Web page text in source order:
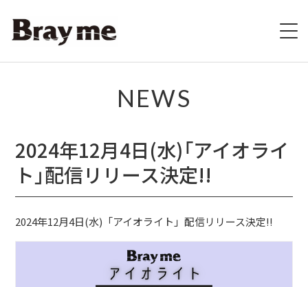
BIOGRAPHY
DISCOGRAPHY
ブレの村
NEWS
2024年12月4日(水)「アイオライ
ト」配信リリース決定!!
2024年12月4日(水)「アイオライト」配信リリース決定!!